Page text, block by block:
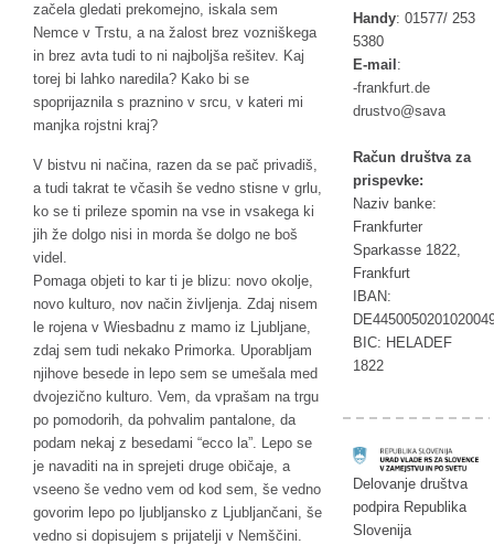
začela gledati prekomejno, iskala sem
Nemce v Trstu, a na žalost brez vozniškega
in brez avta tudi to ni najboljša rešitev. Kaj
torej bi lahko naredila? Kako bi se
spoprijaznila s praznino v srcu, v kateri mi
manjka rojstni kraj?
V bistvu ni načina, razen da se pač privadiš,
a tudi takrat te včasih še vedno stisne v grlu,
ko se ti prileze spomin na vse in vsakega ki
jih že dolgo nisi in morda še dolgo ne boš
videl.
Pomaga objeti to kar ti je blizu: novo okolje,
novo kulturo, nov način življenja. Zdaj nisem
le rojena v Wiesbadnu z mamo iz Ljubljane,
zdaj sem tudi nekako Primorka. Uporabljam
njihove besede in lepo sem se umešala med
dvojezično kulturo. Vem, da vprašam na trgu
po pomodorih, da pohvalim pantalone, da
podam nekaj z besedami “ecco la”. Lepo se
je navaditi na in sprejeti druge običaje, a
vseeno še vedno vem od kod sem, še vedno
govorim lepo po ljubljansko z Ljubljančani, še
vedno si dopisujem s prijatelji v Nemščini.
Handy: 01577/ 253
5380
E-mail :
ed.tr
ufkna
rf-
av
as@ov
tsurd
Račun društva za
prispevke:
Naziv banke:
Frankfurter
Sparkasse 1822,
Frankfurt
IBAN:
BIC: HELADEF
1822
Delovanje društva
podpira Republika
Slovenija